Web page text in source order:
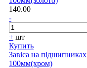
140.00
-
+ шт
Купить
Завіса на підшипниках
100мм(хром)